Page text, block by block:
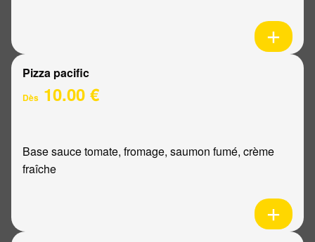
Pizza pacific
Dès 10.00 €
Base sauce tomate, fromage, saumon fumé, crème
fraîche